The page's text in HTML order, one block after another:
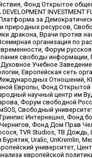
Фонд Открытое
INVESTMENT
за
ресурсов,
Врачи против
организация по
Форум
свободы
Учебное
Европейская сеть
Европы, Фонд Открытой
научный центр им
Форум свободной
Свободный
Интернешнл, Фонд
Фонд Дом Прав
TVR Studios, ТВ
Uralic, UnKremlin,
университет,
европейской